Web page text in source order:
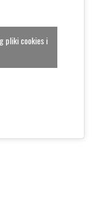
pliki cookies i